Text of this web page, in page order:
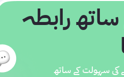
رابطہ
کی سہولت کے ساتھ